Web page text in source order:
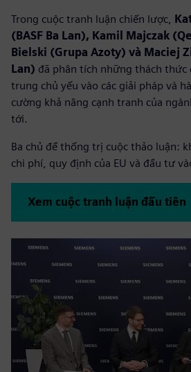
Trong cuộc tranh luận chiến lược,
(BASF Ba Lan), Kamil Majczak
Bielski (Grupa Azoty) và Maciej
Lan) đã phân tích những thách thức
trung chủ yếu vào các giải pháp và
cường khả năng cạnh tranh của
tới.
Ba chủ đề thống trị cuộc thảo luận:
chi phí, quy định của EU và đầu tư
Xem cuộc tranh luận đầu tiên